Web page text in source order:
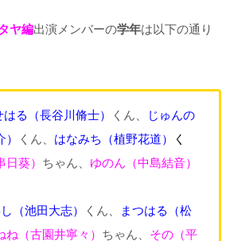
ヤ編出演メンバーの学年は以下の通り
はる （長谷川脩士） くん、
じゅんの
） くん、 はなみち（植野花道）
く
葵） ちゃん、 ゆのん（中島結音）
（池田大志） くん、 まつはる （松
ね（古園井寧々） ちゃん、 その（平